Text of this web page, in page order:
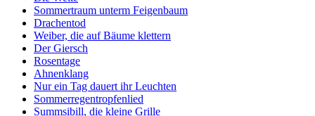
Sommertraum unterm Feigenbaum
Drachentod
Weiber, die auf Bäume klettern
Der Giersch
Rosentage
Ahnenklang
Nur ein Tag dauert ihr Leuchten
Sommerregentropfenlied
Summsibill, die kleine Grille